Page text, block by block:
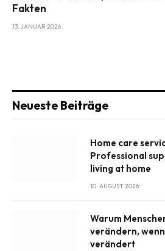
Fakten
13. JANUAR 2026
Neueste Beiträge
Home care
Professional
living at home
10. AUGUST 2026
Warum
verändern,
verändert